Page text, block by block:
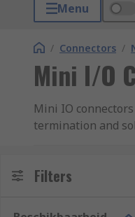
Menu
/ Connectors /
Mini I/O
Mini IO
termination and
A mini IO
them highly
The terminals
Filters